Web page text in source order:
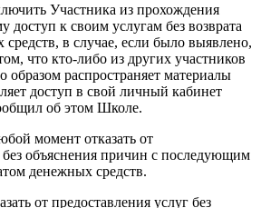
Участника из прохождения
доступ к своим услугам без возврата
в случае, если было выявлено,
что кто-либо из других участников
образом распространяет материалы
доступ в свой личный кабинет
об этом Школе.
момент отказать от
без объяснения причин с последующим
денежных средств.
от предоставления услуг без